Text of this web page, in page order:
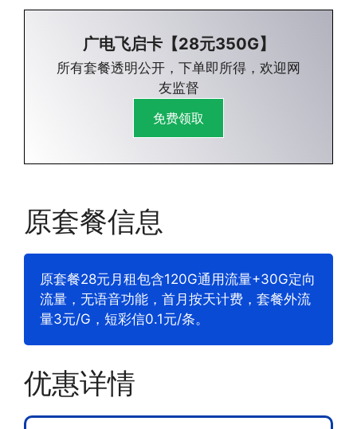
广电飞启卡【28元350G】
所有套餐透明公开，下单即所得，欢迎网
友监督
免费领取
原套餐信息
原套餐28元月租包含120G通用流量+30G定向
流量，无语音功能，首月按天计费，套餐外流
量3元/G，短彩信0.1元/条。
优惠详情